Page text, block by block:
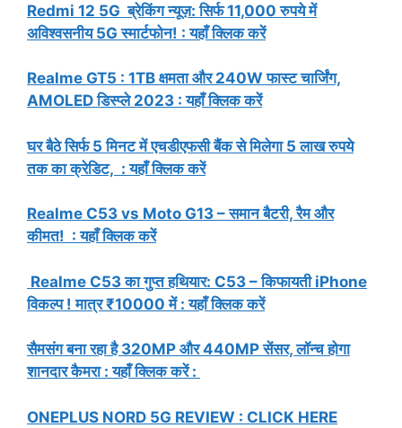
Redmi 12 5G ब्रेकिंग न्यूज़: सिर्फ 11,000 रुपये में
अविश्वसनीय 5G स्मार्टफोन! : यहाँ क्लिक करें
Realme GT5 : 1TB क्षमता और 240W फास्ट चार्जिंग,
AMOLED डिस्प्ले 2023 : यहाँ क्लिक करें
घर बैठे सिर्फ 5 मिनट में एचडीएफसी बैंक से मिलेगा 5 लाख रुपये
तक का क्रेडिट, : यहाँ क्लिक करें
Realme C53 vs Moto G13 – समान बैटरी, रैम और
कीमत! : यहाँ क्लिक करें
Realme C53 का गुप्त हथियार: C53 – किफायती iPhone
विकल्प ! मात्र ₹10000 में :यहाँ क्लिक करें
सैमसंग बना रहा है 320MP और 440MP सेंसर, लॉन्च होगा
शानदार कैमरा : यहाँ क्लिक करें :
ONEPLUS NORD 5G REVIEW : CLICK HERE